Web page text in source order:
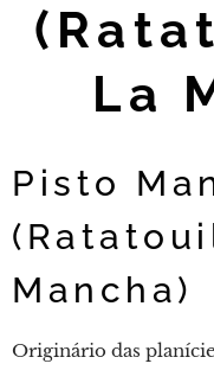
La
Pisto
Mancha)
Originário das